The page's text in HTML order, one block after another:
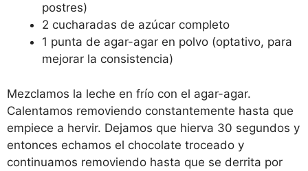
postres)
2 cucharadas de azúcar completo
1 punta de agar-agar en polvo (optativo, para
mejorar la consistencia)
Mezclamos la leche en frío con el agar-agar.
Calentamos removiendo constantemente hasta que
empiece a hervir. Dejamos que hierva 30 segundos y
entonces echamos el chocolate troceado y
continuamos removiendo hasta que se derrita por